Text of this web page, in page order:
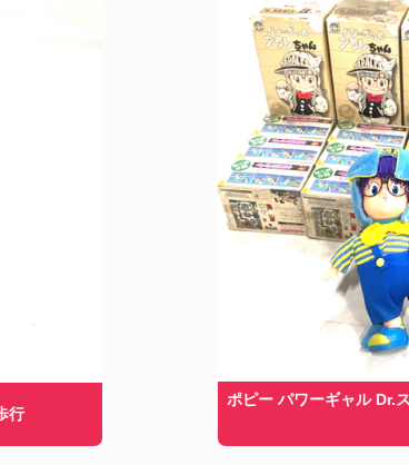
行
ポピー パワーギャル Dr.